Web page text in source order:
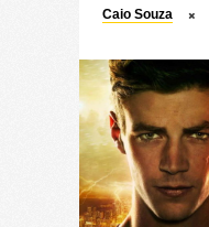
Caio Souza